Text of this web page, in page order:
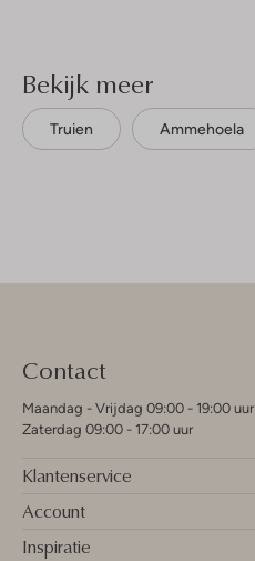
Bekijk meer
Truien Ammehoela
Contact
Maandag - Vrijdag 09:00 - 19:00 uur
Zaterdag 09:00 - 17:00 uur
Klantenservice
Account
Inspiratie